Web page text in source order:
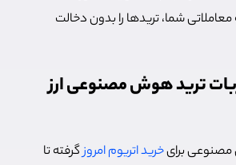
شما، تریدها را بدون دخالت
ترید هوش مصنوعی ارز
برایخرید اتریوم امروزگرفته تا